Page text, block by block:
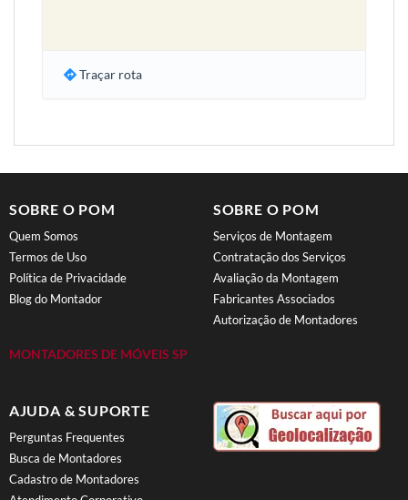
Traçar rota
SOBRE O POM
Quem Somos
Termos de Uso
Política de Privacidade
Blog do Montador
MONTADORES DE MÓVEIS SP
SOBRE O POM
Serviços de Montagem
Contratação dos Serviços
Avaliação da Montagem
Fabricantes Associados
Autorização de Montadores
AJUDA & SUPORTE
Perguntas Frequentes
Busca de Montadores
Cadastro de Montadores